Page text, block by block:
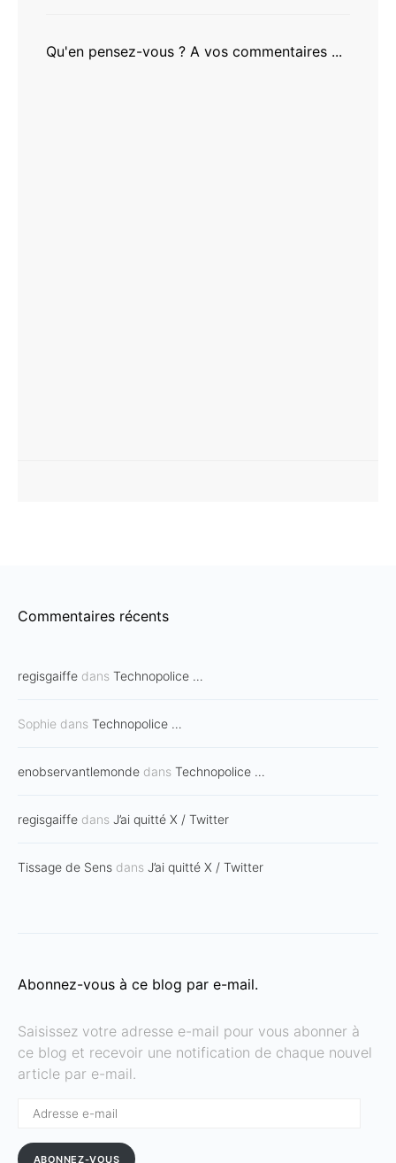
Qu'en pensez-vous ? A vos commentaires ...
Commentaires récents
regisgaiffe dans Technopolice …
Sophie dans Technopolice …
enobservantlemonde dans Technopolice …
regisgaiffe dans J’ai quitté X / Twitter
Tissage de Sens dans J’ai quitté X / Twitter
Abonnez-vous à ce blog par e-mail.
Saisissez votre adresse e-mail pour vous abonner à
ce blog et recevoir une notification de chaque nouvel
article par e-mail.
Adresse
mail
ABONNEZ-VOUS